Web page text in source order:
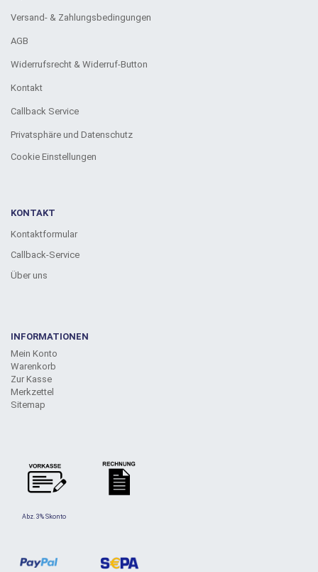
Versand- & Zahlungsbedingungen
AGB
Widerrufsrecht & Widerruf-Button
Kontakt
Callback Service
Privatsphäre und Datenschutz
Cookie Einstellungen
KONTAKT
Kontaktformular
Callback-Service
Über uns
INFORMATIONEN
Mein Konto
Warenkorb
Zur Kasse
Merkzettel
Sitemap
Abz. 3% Skonto